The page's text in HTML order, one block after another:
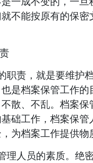
不能按原有的保
职责，就是要维
是档案保管工作
散、不乱。档案
础工作，档案保
为档案工作提供物
理人员的素质。